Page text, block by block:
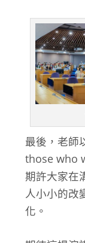
最後，老
those who
期許大家在
人小小的改
化。